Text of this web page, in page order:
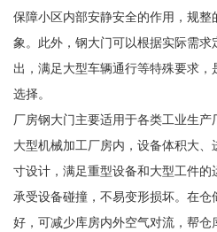
保障小区内部安静安全的作用，规
象。此外，钢大门可以根据实际需求
出，满足大型车辆通行等特殊要求
选择。
厂房钢大门主要适用于各类工业生产
大型机械加工厂房内，设备体积大
寸设计，满足重型设备和大型工件
承受设备碰撞，不易变形损坏。在仓
好，可减少库房内外空气对流，帮仓